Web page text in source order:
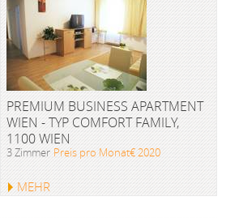
PREMIUM BUSINESS APARTMENT
WIEN - TYP COMFORT FAMILY,
1100 WIEN
3 Zimmer Preis pro Monat€ 2020
MEHR